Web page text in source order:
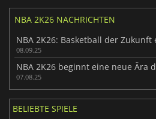
NBA 2K26 NACHRICHTEN
NBA 2K26: Basketball der Zukunft
08.09.25
07.08.25
BELIEBTE SPIELE